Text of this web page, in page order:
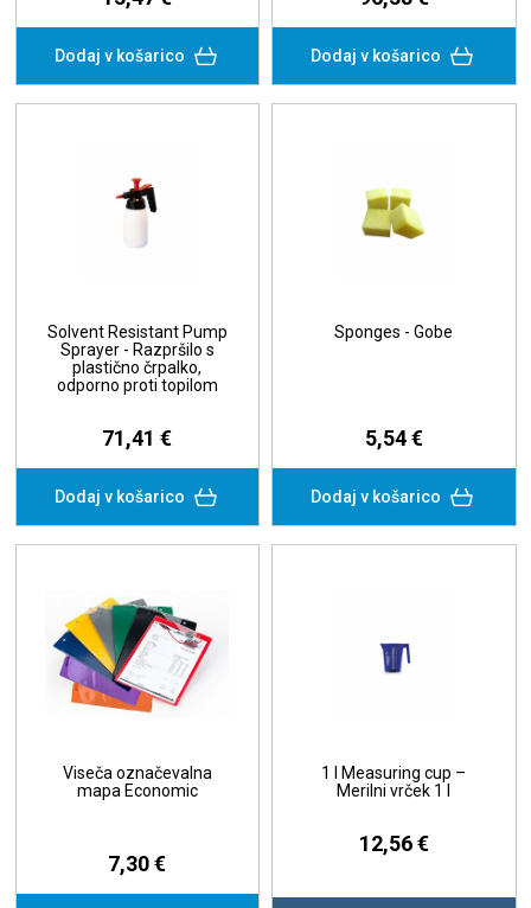
Dodaj v košarico Dodaj v košarico
Solvent Resistant Pump
Sprayer - Razpršilo s
plastično črpalko,
odporno proti topilom
71,41 €
Dodaj v košarico
Sponges - Gobe
5,54 €
Dodaj v košarico
Viseča označevalna
mapa Economic
7,30 €
1 l Measuring cup –
Merilni vrček 1 l
12,56 €